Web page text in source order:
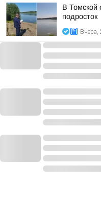
В Томской
подросток
Вчера,